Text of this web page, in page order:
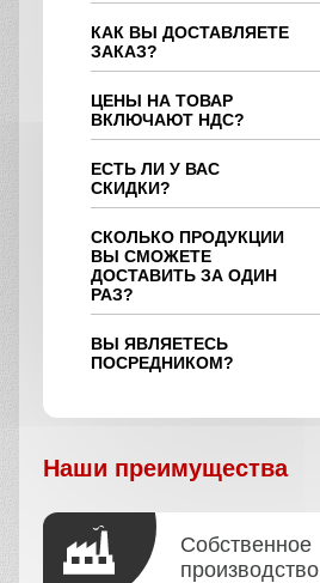
КАК ВЫ ДОСТАВЛЯЕТЕ
ЗАКАЗ?
ЦЕНЫ НА ТОВАР
ВКЛЮЧАЮТ НДС?
ЕСТЬ ЛИ У ВАС
СКИДКИ?
СКОЛЬКО ПРОДУКЦИИ
ВЫ СМОЖЕТЕ
ДОСТАВИТЬ ЗА ОДИН
РАЗ?
ВЫ ЯВЛЯЕТЕСЬ
ПОСРЕДНИКОМ?
Наши преимущества
Собственное
производство